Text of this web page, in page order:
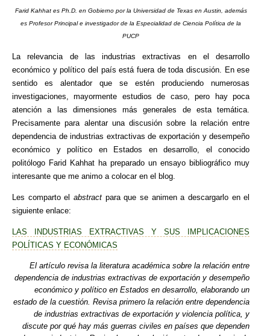
Farid Kahhat es Ph.D. en Gobierno por la Universidad de Texas en Austin, además
es Profesor Principal e investigador de la Especialidad de Ciencia Política de la
PUCP
La relevancia de las industrias extractivas en el desarrollo
económico y político del país está fuera de toda discusión. En ese
sentido es alentador que se estén produciendo numerosas
investigaciones, mayormente estudios de caso, pero hay poca
atención a las dimensiones más generales de esta temática.
Precisamente para alentar una discusión sobre la relación entre
dependencia de industrias extractivas de exportación y desempeño
económico y político en Estados en desarrollo, el conocido
politólogo Farid Kahhat ha preparado un ensayo bibliográfico muy
interesante que me animo a colocar en el blog.
Les comparto el abstractpara que se animen a descargarlo en el
siguiente enlace:
LAS INDUSTRIAS EXTRACTIVAS Y SUS IMPLICACIONES
POLÍTICAS Y ECONÓMICAS
El artículo revisa la literatura académica sobre la relación entre
dependencia de industrias extractivas de exportación y desempeño
económico y político en Estados en desarrollo, elaborando un
estado de la cuestión. Revisa primero la relación entre dependencia
de industrias extractivas de exportación y violencia política, y
discute por qué hay más guerras civiles en países que dependen